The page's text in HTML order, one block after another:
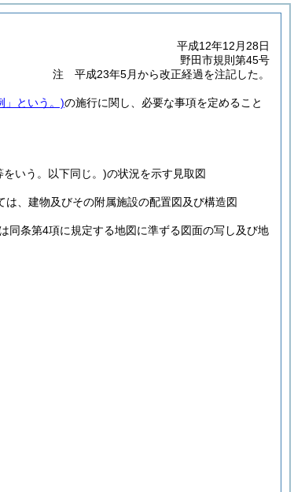
平成12年12月28日
野田市規則第45号
注 平成23年5月から改正経過を注記した。
」という。)の施行に関し、必要な事項を定めること
をいう。以下同じ。)の状況を示す見取図
、建物及びその附属施設の配置図及び構造図
同条第4項に規定する地図に準ずる図面の写し及び地